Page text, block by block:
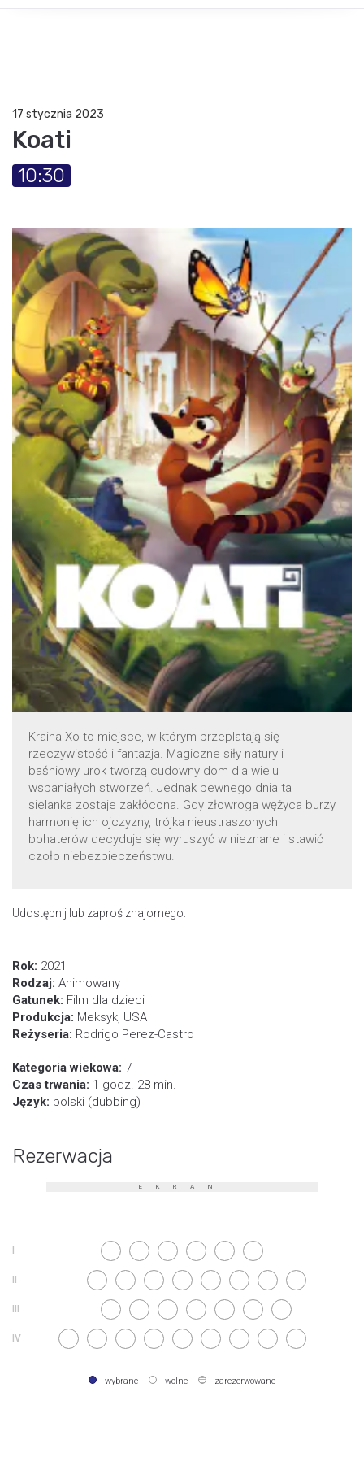
17 stycznia 2023
Koati
10:30
Kraina Xo to miejsce, w którym przeplatają się
rzeczywistość i fantazja. Magiczne siły natury i
baśniowy urok tworzą cudowny dom dla wielu
wspaniałych stworzeń. Jednak pewnego dnia ta
sielanka zostaje zakłócona. Gdy złowroga wężyca burzy
harmonię ich ojczyzny, trójka nieustraszonych
bohaterów decyduje się wyruszyć w nieznane i stawić
czoło niebezpieczeństwu.
Udostępnij lub zaproś znajomego:
Rok: 2021
Rodzaj: Animowany
Gatunek: Film dla dzieci
Produkcja: Meksyk, USA
Reżyseria: Rodrigo Perez-Castro
Kategoria wiekowa: 7
Czas trwania: 1 godz. 28 min.
Język: polski (dubbing)
Rezerwacja
EKRAN
wybrane wolne zarezerwowane